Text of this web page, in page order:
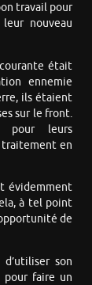
travail pour
nouveau
courante était
ennemie
ils étaient
sur le front.
pour leurs
en
évidemment
à tel point
de
son
pour faire un